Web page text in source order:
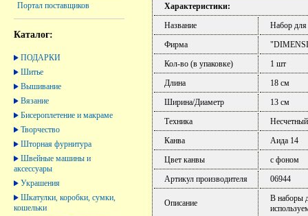
Портал поставщиков
Каталог:
ПОДАРКИ
Шитье
Вышивание
Вязание
Бисероплетение и макраме
Творчество
Шторная фурнитура
Швейные машины и
аксессуары
Украшения
Шкатулки, коробки, сумки,
кошельки
Характеристики:
Название
Набор
Фирма
Кол-во (в упаковке)
1 шт
Длина
18 см
Ширина/Диаметр
13 см
Техника
Канва
Аида 14
Цвет канвы
с фоном
Артикул производителя
06944
Описание
В наборы